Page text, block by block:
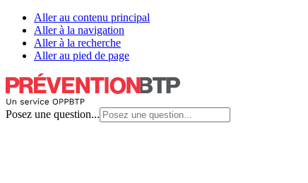
Aller au contenu principal
Aller à la navigation
Aller à la recherche
Aller au pied de page
Posez une question...